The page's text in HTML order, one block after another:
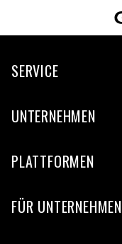
SERVICE
UNTERNEHMEN
PLATTFORMEN
FÜR UNTERNEHMEN